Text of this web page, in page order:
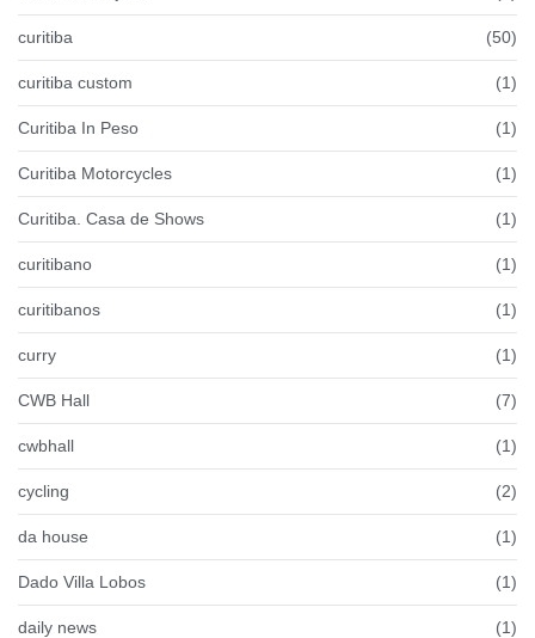
curitiba (50)
curitiba custom (1)
Curitiba In Peso (1)
Curitiba Motorcycles (1)
Curitiba. Casa de Shows (1)
curitibano (1)
curitibanos (1)
curry (1)
CWB Hall (7)
cwbhall (1)
cycling (2)
da house (1)
Dado Villa Lobos (1)
daily news (1)